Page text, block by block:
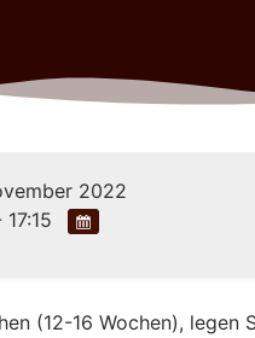
2022
17:15
(12-16 Wochen),